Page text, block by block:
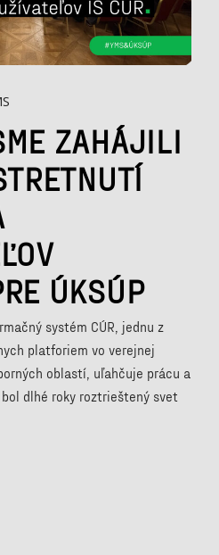
ZAHÁJILI
ÚKSÚP
systém CÚR, jednu z
platforiem vo verejnej
oblastí, uľahčuje prácu a
dlhé roky roztrieštený svet